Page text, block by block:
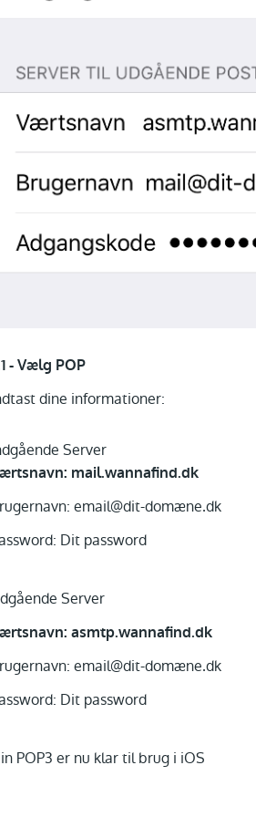
- Vælg POP
dine informationer:
Server
mail.wannafind.dk
email@dit-domæne.dk
Dit password
Server
asmtp.wannafind.dk
email@dit-domæne.dk
Dit password
POP3 er nu klar til brug i iOS